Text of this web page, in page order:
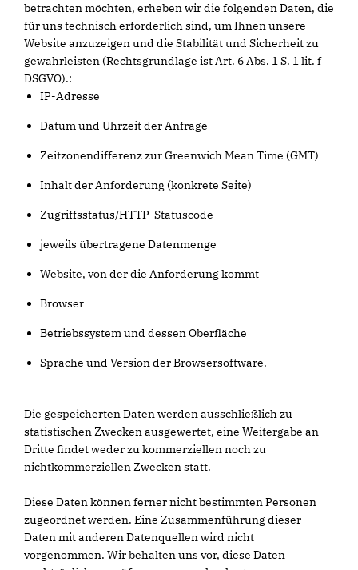
betrachten möchten, erheben wir die folgenden Daten, die
für uns technisch erforderlich sind, um Ihnen unsere
Website anzuzeigen und die Stabilität und Sicherheit zu
gewährleisten (Rechtsgrundlage ist Art. 6 Abs. 1 S. 1 lit. f
DSGVO).:
IP-Adresse
Datum und Uhrzeit der Anfrage
Zeitzonendifferenz zur Greenwich Mean Time (GMT)
Inhalt der Anforderung (konkrete Seite)
Zugriffsstatus/HTTP-Statuscode
jeweils übertragene Datenmenge
Website, von der die Anforderung kommt
Browser
Betriebssystem und dessen Oberfläche
Sprache und Version der Browsersoftware.
Die gespeicherten Daten werden ausschließlich zu
statistischen Zwecken ausgewertet, eine Weitergabe an
Dritte findet weder zu kommerziellen noch zu
nichtkommerziellen Zwecken statt.
Diese Daten können ferner nicht bestimmten Personen
zugeordnet werden. Eine Zusammenführung dieser
Daten mit anderen Datenquellen wird nicht
vorgenommen. Wir behalten uns vor, diese Daten